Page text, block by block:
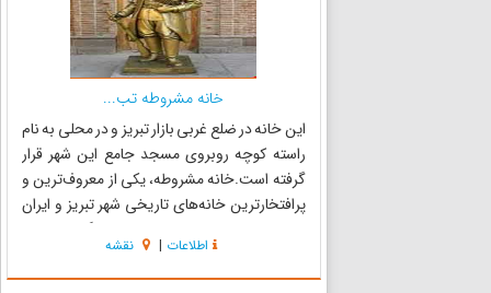
خانه مشروطه تب...
این خانه در ضلع غربی بازار تبریز و در محلی به نام
راسته کوچه روبروی مسجد جامع این شهر قرار
گرفته است.خانه مشروطه، یکی از معروف‌ترین و
پرافتخارترین خانه‌های تاریخی شهر تبریز و ایران
می‌باشد است. این خانه محل تصمیم گیریهای مهم
در اوج انقلاب مشروطه بوده است خانه مشروطه
توسط حاج ولی معما...
اطلاعات | نقشه